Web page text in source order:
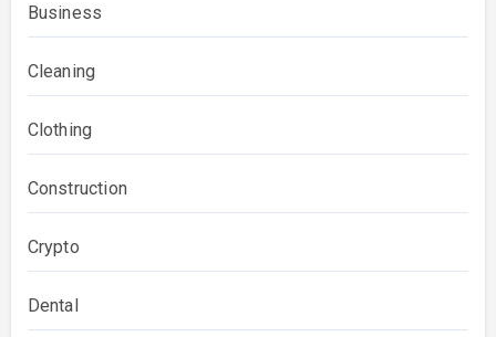
Business
Cleaning
Clothing
Construction
Crypto
Dental